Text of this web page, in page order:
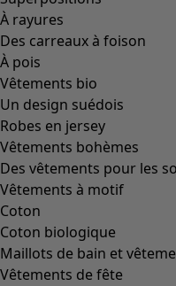
À rayures
Des carreaux à foison
À pois
Vêtements bio
Un design suédois
Robes en jersey
Vêtements bohèmes
Des vêtements pour les
Vêtements à motif
Coton
Coton biologique
Maillots de bain et
Vêtements de fête